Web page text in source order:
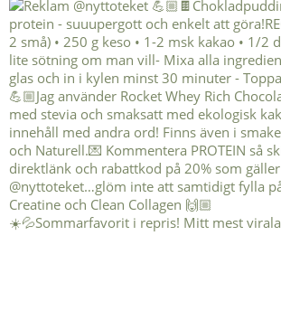
☀️💦Sommarfavorit i repris! Mitt mest virala